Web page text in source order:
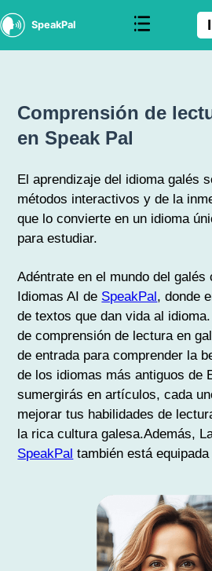
SpeakPal
Comprensión de
en Speak Pal
El aprendizaje del idioma galés
métodos interactivos y de la
que lo convierte en un idioma
para estudiar.
Adéntrate en el mundo del galés
Idiomas AI de SpeakPal, donde
de textos que dan vida al
de comprensión de lectura en
de entrada para comprender la
de los idiomas más antiguos de
sumergirás en artículos, cada
mejorar tus habilidades de
la rica cultura galesa.Además,
SpeakPal también está